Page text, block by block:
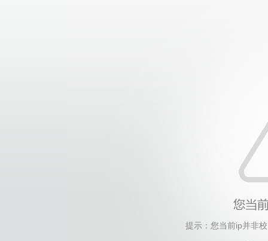
提示：您当前ip并非